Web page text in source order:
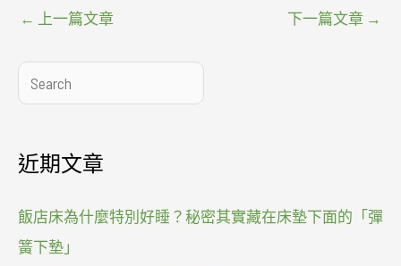
← 上一篇文章 下一篇文章 →
搜
尋
近期文章
飯店床為什麼特別好睡？秘密其實藏在床墊下面的「彈
簧下墊」